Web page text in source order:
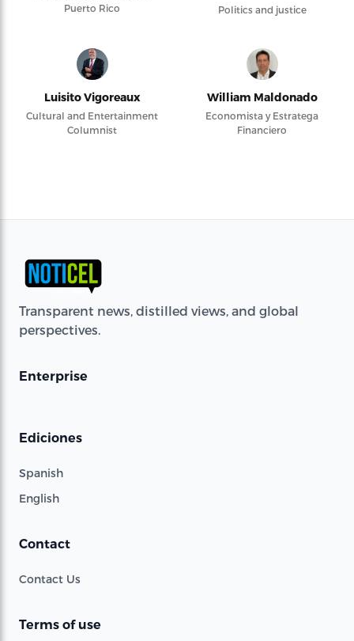
Puerto Rico
Politics and justice
Luisito Vigoreaux
Cultural and Entertainment
Columnist
William Maldonado
Economista y Estratega
Financiero
Transparent news, distilled views, and global
perspectives.
Enterprise
Ediciones
Spanish
English
Contact
Contact Us
Terms of use